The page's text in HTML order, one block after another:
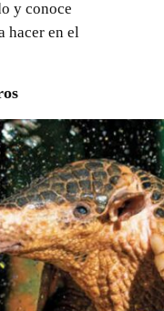
y conoce
hacer en el